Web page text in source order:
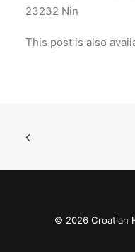
23232 Nin
This post is also
© 2026 Croatian